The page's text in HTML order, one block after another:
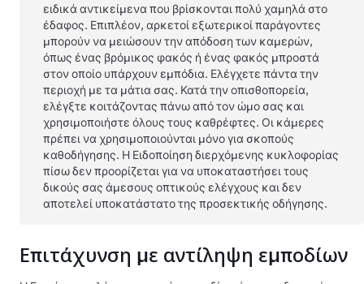
ειδικά αντικείμενα που βρίσκονται πολύ χαμηλά στο
έδαφος. Επιπλέον, αρκετοί εξωτερικοί παράγοντες
μπορούν να μειώσουν την απόδοση των καμερών,
όπως ένας βρόμικος φακός ή ένας φακός μπροστά
στον οποίο υπάρχουν εμπόδια. Ελέγχετε πάντα την
περιοχή με τα μάτια σας. Κατά την οπισθοπορεία,
ελέγξτε κοιτάζοντας πάνω από τον ώμο σας και
χρησιμοποιήστε όλους τους καθρέφτες. Οι κάμερες
πρέπει να χρησιμοποιούνται μόνο για σκοπούς
καθοδήγησης. Η Ειδοποίηση διερχόμενης κυκλοφορίας
πίσω δεν προορίζεται για να υποκαταστήσει τους
δικούς σας άμεσους οπτικούς ελέγχους και δεν
αποτελεί υποκατάστατο της προσεκτικής οδήγησης.
Επιτάχυνση με αντίληψη εμποδίων